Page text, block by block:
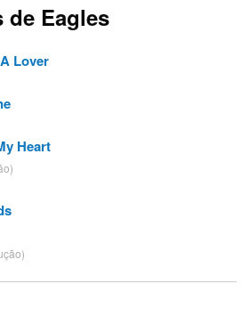
de Eagles
Lover
Heart